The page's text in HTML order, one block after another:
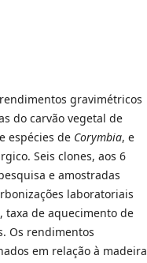
gravimétricos
do carvão vegetal de
espécies de Corymbia, e
Seis clones, aos 6
e amostradas
laboratoriais
taxa de aquecimento de
Os rendimentos
em relação à madeira